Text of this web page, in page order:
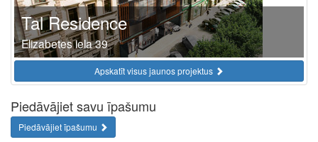
Tal Residence
Elizabetes iela 39
Apskatīt visus jaunos projektus
Piedāvājiet savu īpašumu
Piedāvājiet īpašumu